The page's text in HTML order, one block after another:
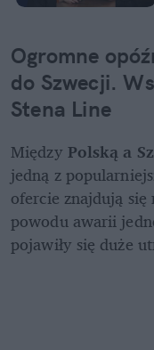
Ogromne
do Szwecji.
Stena Line
Między Polską a
jedną z
ofercie znajdują się
powodu awarii
pojawiły się duże